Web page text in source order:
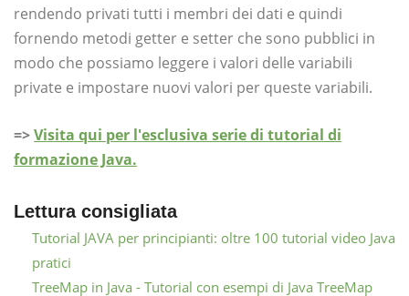
rendendo privati ​​tutti i membri dei dati e quindi
fornendo metodi getter e setter che sono pubblici in
modo che possiamo leggere i valori delle variabili
private e impostare nuovi valori per queste variabili.
=>Visita qui per l'esclusiva serie di tutorial di
formazione Java.
Lettura consigliata
Tutorial JAVA per principianti: oltre 100 tutorial video Java
pratici
TreeMap in Java - Tutorial con esempi di Java TreeMap